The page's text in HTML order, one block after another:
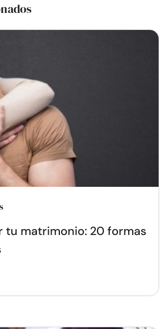
tu matrimonio: 20 formas